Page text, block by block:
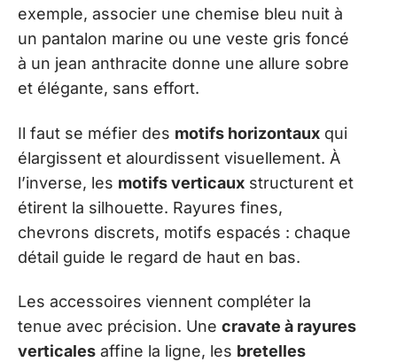
exemple, associer une chemise bleu nuit à
un pantalon marine ou une veste gris foncé
à un jean anthracite donne une allure sobre
et élégante, sans effort.
Il faut se méfier des motifs horizontaux qui
élargissent et alourdissent visuellement. À
l’inverse, les motifs verticaux structurent et
étirent la silhouette. Rayures fines,
chevrons discrets, motifs espacés : chaque
détail guide le regard de haut en bas.
Les accessoires viennent compléter la
tenue avec précision. Une cravate à rayures
verticales affine la ligne, les bretelles